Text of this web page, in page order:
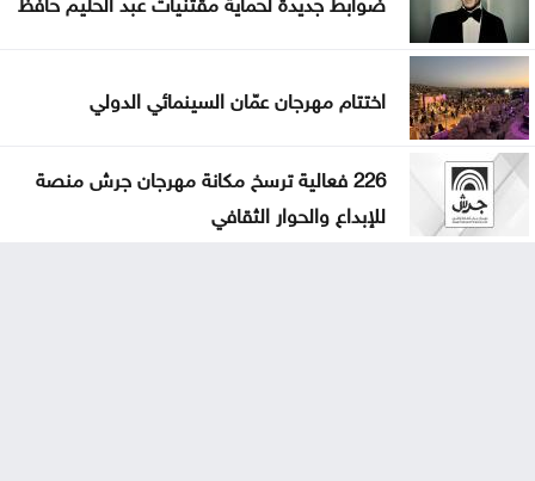
اختتام مهرجان عمّان السينمائي الدولي
226 فعالية ترسخ مكانة مهرجان جرش منصة
للإبداع والحوار الثقافي